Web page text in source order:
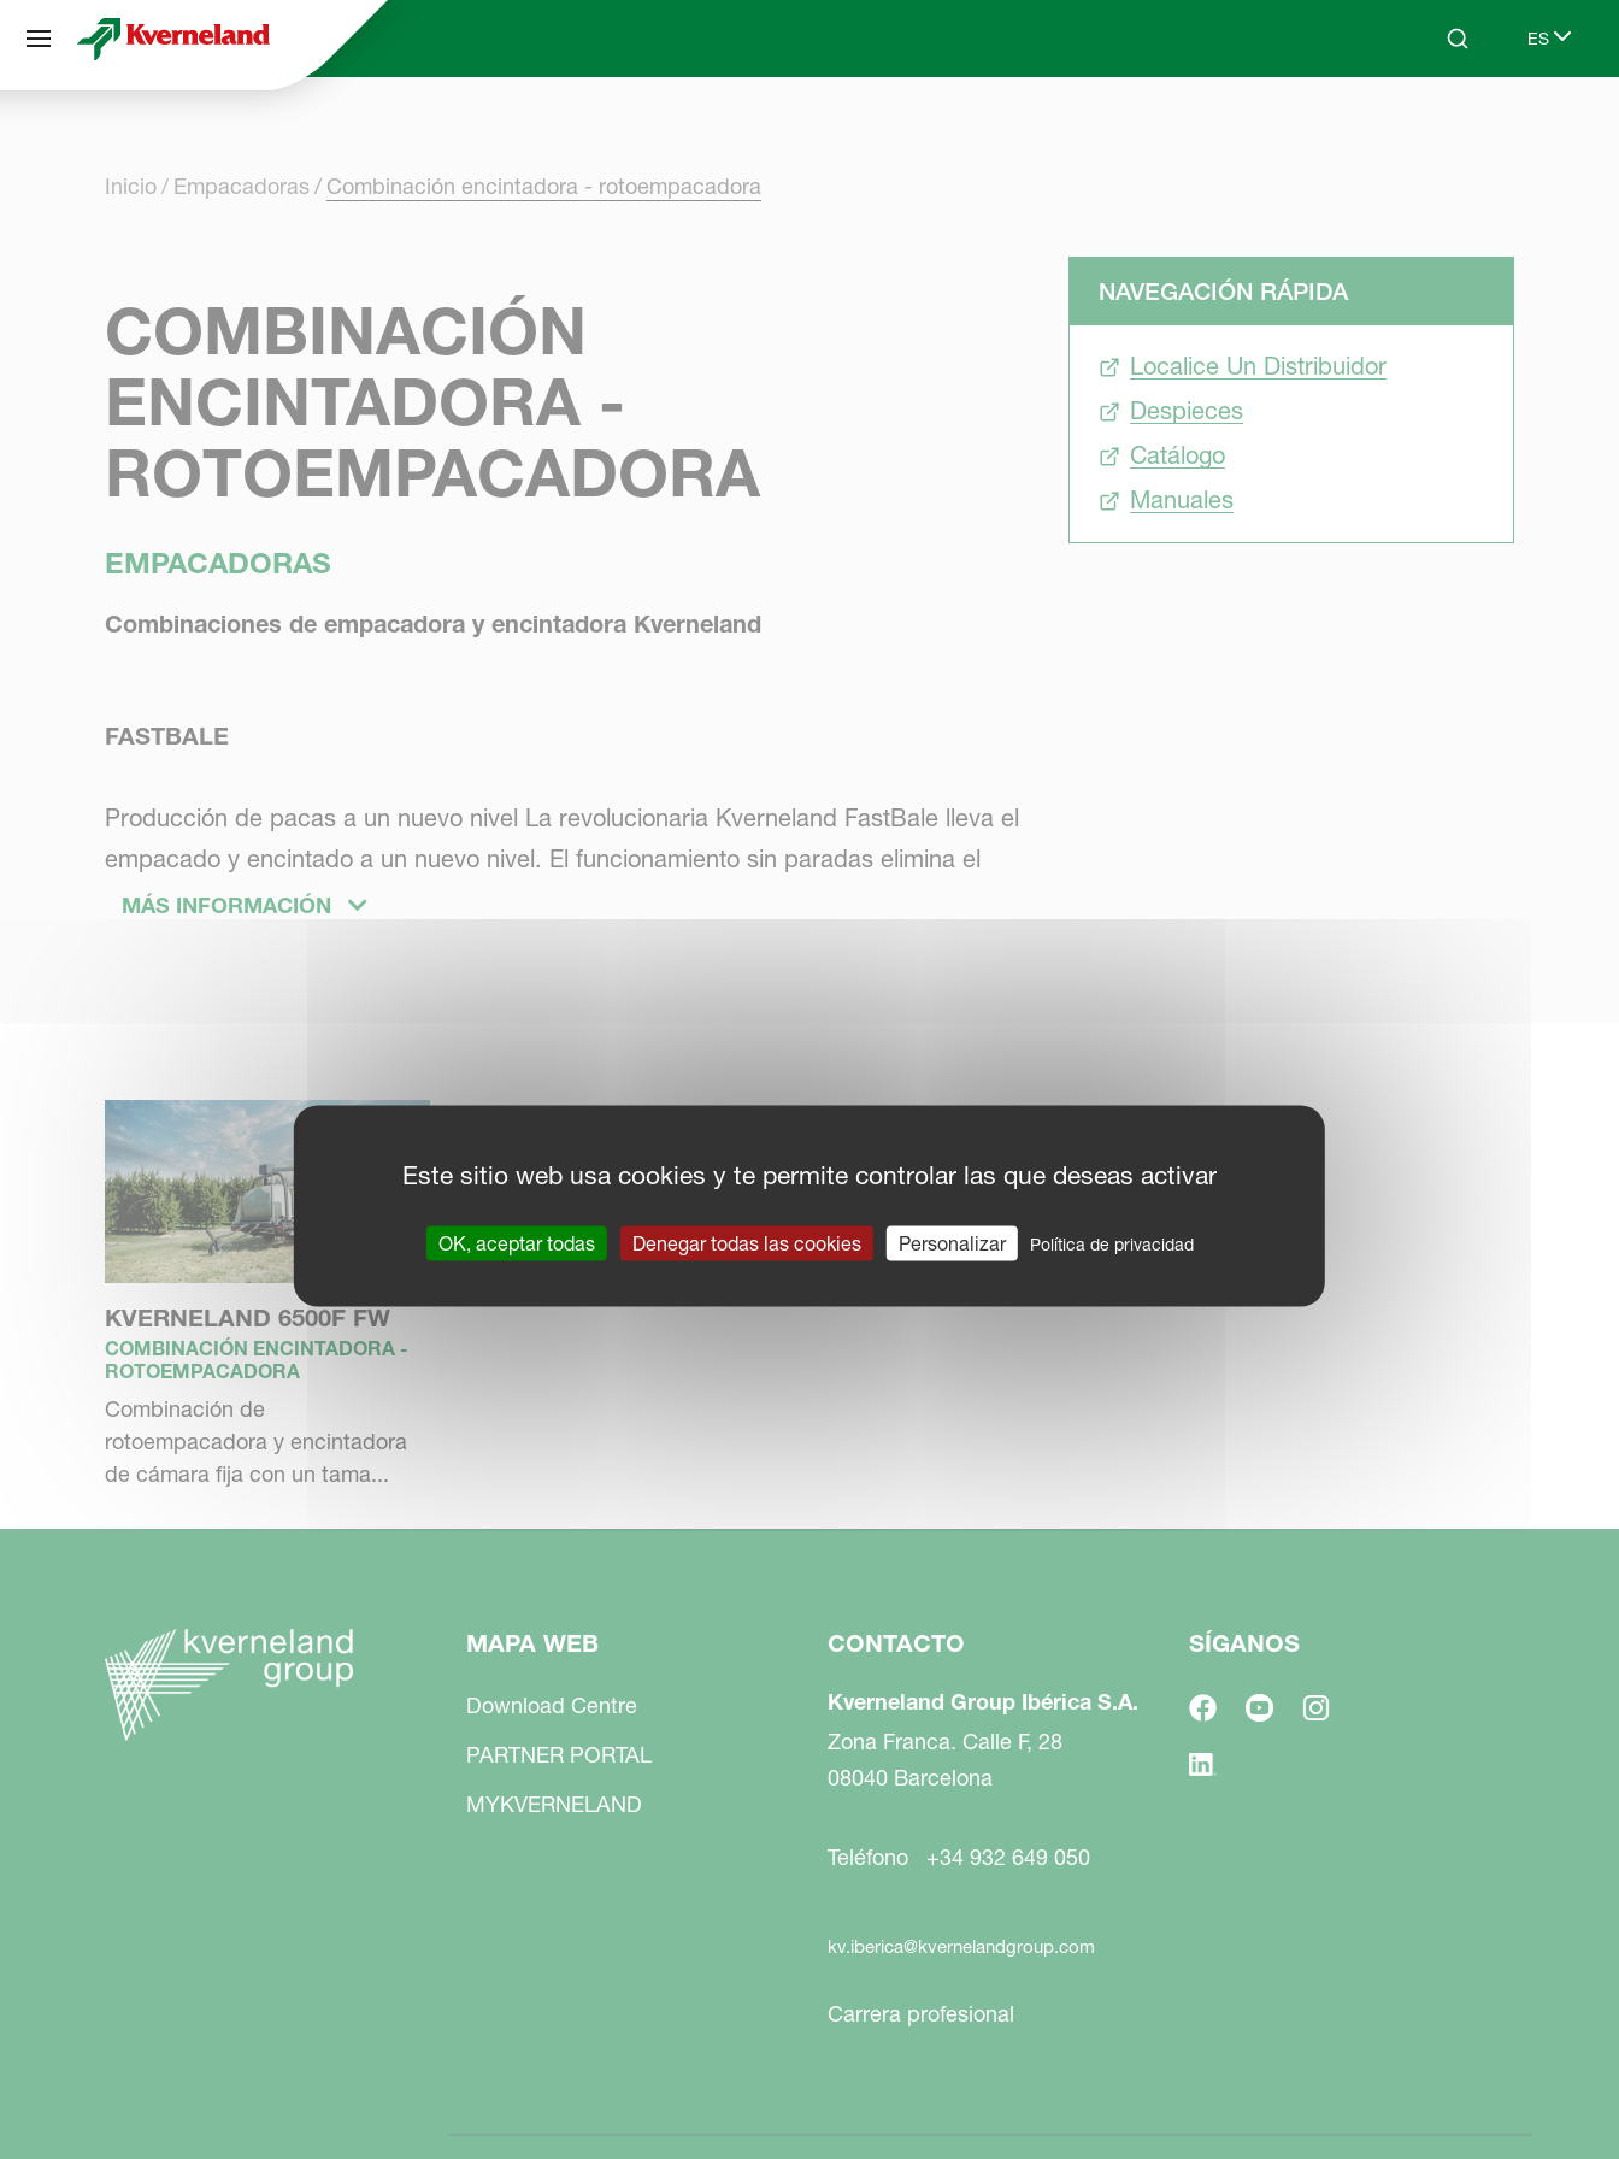
Search ES
Select
Inicio Empacadoras Combinación encintadora - rotoempacadora
COMBINACIÓN
ENCINTADORA -
ROTOEMPACADORA
EMPACADORAS
Combinaciones de empacadora y encintadora Kverneland
FASTBALE
Producción de pacas a un nuevo nivel La revolucionaria Kverneland FastBale lleva el
empacado y encintado a un nuevo nivel. El funcionamiento sin paradas elimina el
tiempo de inactividad de los sistemas convencionales, aumentando significativamente
Combinación de empacadora y encintadora FlexiWrap (lista de precios aparte) Los
modelos FlexiWrap ofrecen la mejor solución para el empacado y encintado
integrados en una sola operación. El encintado de alta velocidad garantiza que el
encintado finalice antes de que la siguiente paca esté lista, para una operación
rápida y eficaz con una sola persona.
MÁS INFORMACIÓN
NAVEGACIÓN RÁPIDA
Localice Un Distribuidor
Despieces
Catálogo
Manuales
KVERNELAND 6500F FW
COMBINACIÓN ENCINTADORA -
ROTOEMPACADORA
Combinación de
rotoempacadora y encintadora
de cámara fija con un tama...
MAPA WEB
Download Centre
PARTNER PORTAL
MYKVERNELAND
CONTACTO
Kverneland Group Ibérica S.A.
Zona Franca. Calle F, 28
08040 Barcelona
Teléfono +34 932 649 050
kv.iberica@kvernelandgroup.com
Carrera profesional
SÍGANOS
Panel de gestión de cookies
Este sitio web usa cookies y te permite controlar las que deseas activar
OK, aceptar todas Denegar todas las cookies Personalizar Política de privacidad